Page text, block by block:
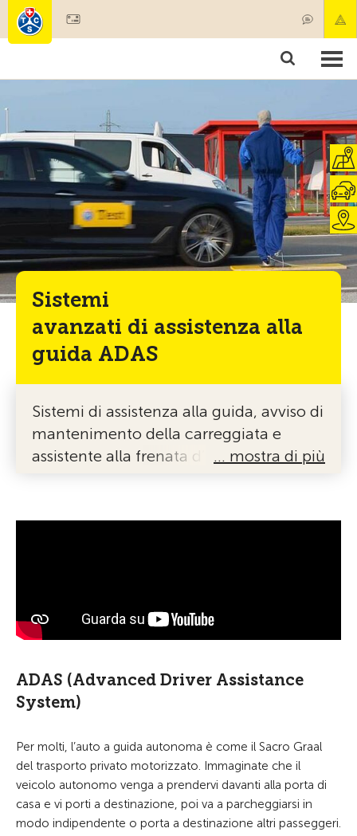
Societariato & prestazioni
Sistemi
avanzati di assistenza alla
guida ADAS
Sistemi di assistenza alla guida, avviso di
mantenimento della carreggiata e
assistente alla frenata d’emergenza:
… mostra di più
ADAS (Advanced Driver Assistance
System)
Per molti, l’auto a guida autonoma è come il Sacro Graal
del trasporto privato motorizzato. Immaginate che il
veicolo autonomo venga a prendervi davanti alla porta di
casa e vi porti a destinazione, poi va a parcheggiarsi in
modo indipendente o porta a destinazione altri passeggeri.